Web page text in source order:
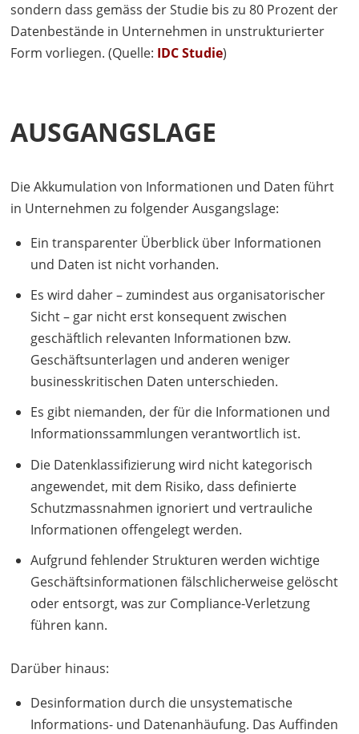
sondern dass gemäss der Studie bis zu 80 Prozent der
Datenbestände in Unternehmen in unstrukturierter
Form vorliegen. (Quelle: IDCStudie)
AUSGANGSLAGE
Die Akkumulation von Informationen und Daten führt
in Unternehmen zu folgender Ausgangslage:
Ein transparenter Überblick über Informationen
und Daten ist nicht vorhanden.
Es wird daher – zumindest aus organisatorischer
Sicht – gar nicht erst konsequent zwischen
geschäftlich relevanten Informationen bzw.
Geschäftsunterlagen und anderen weniger
businesskritischen Daten unterschieden.
Es gibt niemanden, der für die Informationen und
Informationssammlungen verantwortlich ist.
Die Datenklassifizierung wird nicht kategorisch
angewendet, mit dem Risiko, dass definierte
Schutzmassnahmen ignoriert und vertrauliche
Informationen offengelegt werden.
Aufgrund fehlender Strukturen werden wichtige
Geschäftsinformationen fälschlicherweise gelöscht
oder entsorgt, was zur Compliance-Verletzung
führen kann.
Darüber hinaus:
Desinformation durch die unsystematische
Informations- und Datenanhäufung. Das Auffinden